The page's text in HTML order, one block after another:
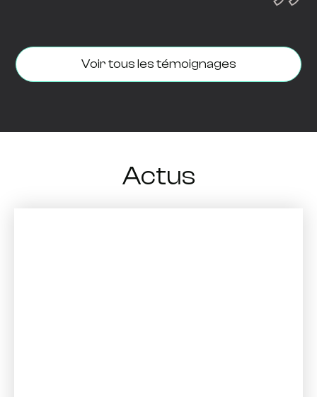
Voir tous les témoignages
Actus